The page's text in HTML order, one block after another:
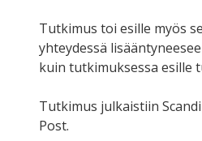
Tutkimus toi esille myös
yhteydessä
kuin tutkimuksessa esille
Tutkimus julkaistiin
Post.